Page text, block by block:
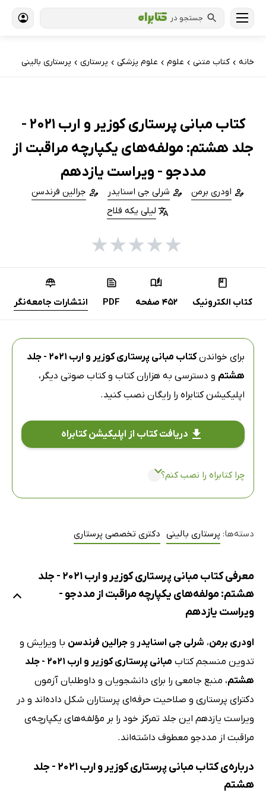
جستجو در
خانه › کتاب‌ متنی › علوم › علوم پزشکی › پرستاری › پرستاری بالینی
کتاب مبانی پرستاری کوزیر و ارب 2021 -
جلد هشتم: مولفه‌های یکپارچه مراقبت از
مددجو - ویراست یازدهم
اودری برمن شرلی جی اسنایدر
جرالین فرندسن
لیلی یکه فلاح
★
★
★
★
★
کتاب الکترونیک 452 صفحه PDF انتشارات جامعه‌نگر
برای خواندن
کتاب مبانی پرستاری کوزیر و ارب 2021 - جلد
هشتم و دسترسی به هزاران کتاب و کتاب صوتی دیگر،
اپلیکیشن کتابراه را رایگان نصب کنید.
دریافت کتاب از اپلیکیشن کتابراه
چرا کتابراه را نصب کنم؟
دسته‌ها: پرستاری بالینی دکتری تخصصی پرستاری
معرفی کتاب مبانی پرستاری کوزیر و ارب 2021 - جلد
هشتم: مولفه‌های یکپارچه مراقبت از مددجو -
ویراست یازدهم
اودری برمن، شرلی جی اسنایدر و جرالین فرندسن با ویرایش و
تدوین منسجم کتاب
مبانی پرستاری کوزیر و ارب 2021 - جلد
هشتم، منبع جامعی را برای دانشجویان و داوطلبان آزمون
دکترای پرستاری و صلاحیت حرفه‌ای پرستاران شکل داده‌اند و در
ویراست یازدهم این جلد تمرکز خود را بر مؤلفه‌های یکپارچه‌ی
مراقبت از مددجو معطوف داشته‌اند.
درباره‌ی کتاب مبانی پرستاری کوزیر و ارب 2021 - جلد
هشتم